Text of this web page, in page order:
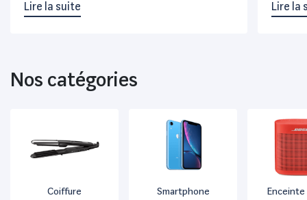
établi un TOP 15 des meilleurs sites de produits
Lire la suite Lire la
Nos catégories
Coiffure Smartphone Enceinte